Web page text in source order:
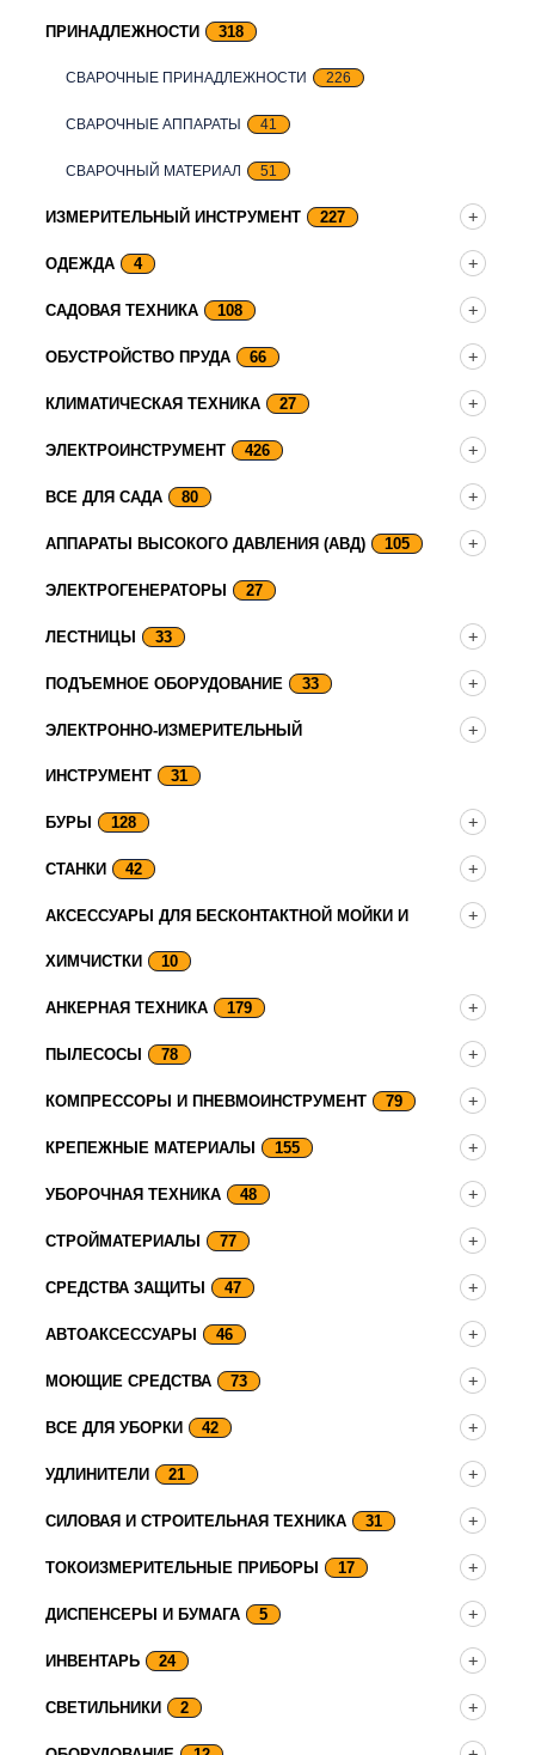
ПРИНАДЛЕЖНОСТИ 318
СВАРОЧНЫЕ ПРИНАДЛЕЖНОСТИ 226
СВАРОЧНЫЕ АППАРАТЫ 41
СВАРОЧНЫЙ МАТЕРИАЛ 51
ИЗМЕРИТЕЛЬНЫЙ ИНСТРУМЕНТ 227
ОДЕЖДА 4
САДОВАЯ ТЕХНИКА 108
ОБУСТРОЙСТВО ПРУДА 66
КЛИМАТИЧЕСКАЯ ТЕХНИКА 27
ЭЛЕКТРОИНСТРУМЕНТ 426
ВСЕ ДЛЯ САДА 80
АППАРАТЫ ВЫСОКОГО ДАВЛЕНИЯ (АВД) 105
ЭЛЕКТРОГЕНЕРАТОРЫ 27
ЛЕСТНИЦЫ 33
ПОДЪЕМНОЕ ОБОРУДОВАНИЕ 33
ЭЛЕКТРОННО-ИЗМЕРИТЕЛЬНЫЙ
ИНСТРУМЕНТ 31
БУРЫ 128
СТАНКИ 42
АКСЕССУАРЫ ДЛЯ БЕСКОНТАКТНОЙ МОЙКИ И
ХИМЧИСТКИ 10
АНКЕРНАЯ ТЕХНИКА 179
ПЫЛЕСОСЫ 78
КОМПРЕССОРЫ И ПНЕВМОИНСТРУМЕНТ 79
КРЕПЕЖНЫЕ МАТЕРИАЛЫ 155
УБОРОЧНАЯ ТЕХНИКА 48
СТРОЙМАТЕРИАЛЫ 77
СРЕДСТВА ЗАЩИТЫ 47
АВТОАКСЕССУАРЫ 46
МОЮЩИЕ СРЕДСТВА 73
ВСЕ ДЛЯ УБОРКИ 42
УДЛИНИТЕЛИ 21
СИЛОВАЯ И СТРОИТЕЛЬНАЯ ТЕХНИКА 31
ТОКОИЗМЕРИТЕЛЬНЫЕ ПРИБОРЫ 17
ДИСПЕНСЕРЫ И БУМАГА 5
ИНВЕНТАРЬ 24
СВЕТИЛЬНИКИ 2